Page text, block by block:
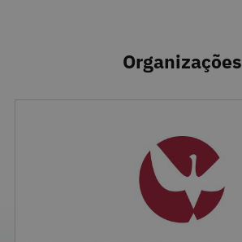
Organizações